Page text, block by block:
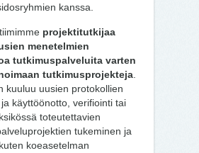
kanssa.
projektitutkijaa
menetelmien
tutkimuspalveluita varten
tutkimusprojekteja
kuuluu uusien protokollien
käyttöönotto, verifiointi tai
toteutettavien
tukeminen ja
koeasetelman